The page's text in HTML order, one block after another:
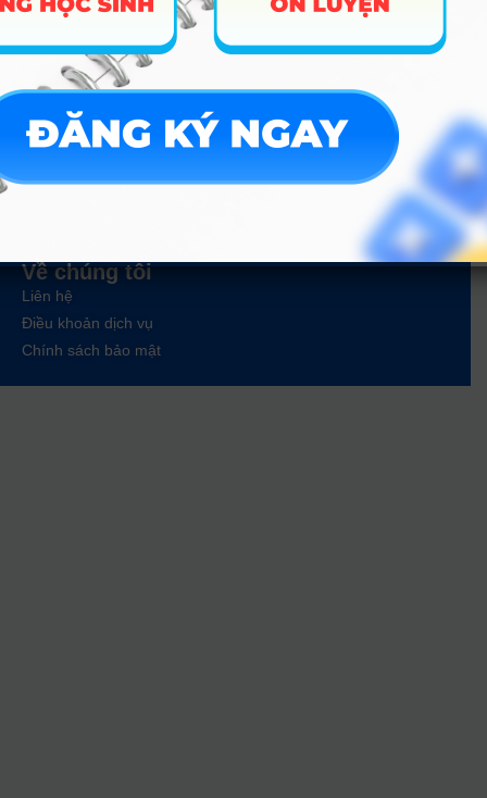
Công cụ
Trắc nghiệm MBTI
Tra cứu đề án tuyển sinh
Tư vấn hướng nghiệp
Về chúng tôi
Liên hệ
Điều khoản dịch vụ
Chính sách bảo mật